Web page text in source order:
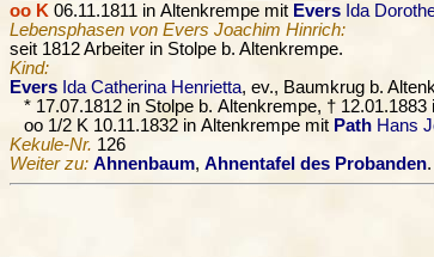
oo K 06.11.1811 in Altenkrempe mit Evers Ida
Lebensphasen von Evers Joachim Hinrich:
seit 1812 Arbeiter in Stolpe b. Altenkrempe.
Kind:
Evers Ida Catherina Henrietta, ev., Baumkrug b.
* 17.07.1812 in Stolpe b. Altenkrempe, †
oo 1/2 K 10.11.1832 in Altenkrempe mit Path Hans
Kekule-Nr. 126
Weiter zu: Ahnenbaum, Ahnentafel des Probanden.